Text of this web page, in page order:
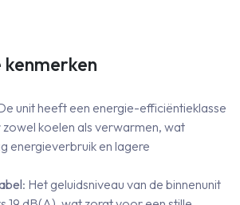
unit heeft een energie-efficiëntieklasse
koelen als verwarmen, wat
energieverbruik en lagere
: Het geluidsniveau van de binnenunit